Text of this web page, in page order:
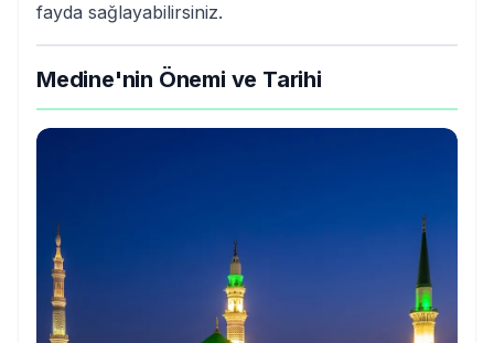
fayda sağlayabilirsiniz.
Medine'nin Önemi ve Tarihi